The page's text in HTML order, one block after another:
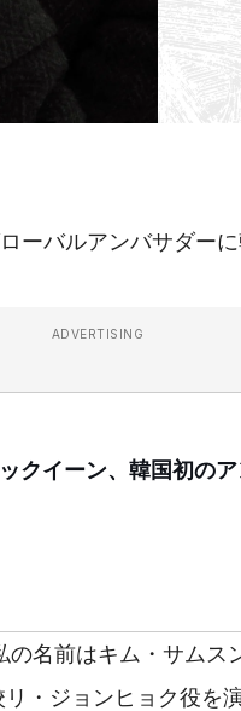
ーバルアンバサダー
ADVERTISING
クイーン、韓国初の
名前はキム・サムス
・ジョンヒョク役を